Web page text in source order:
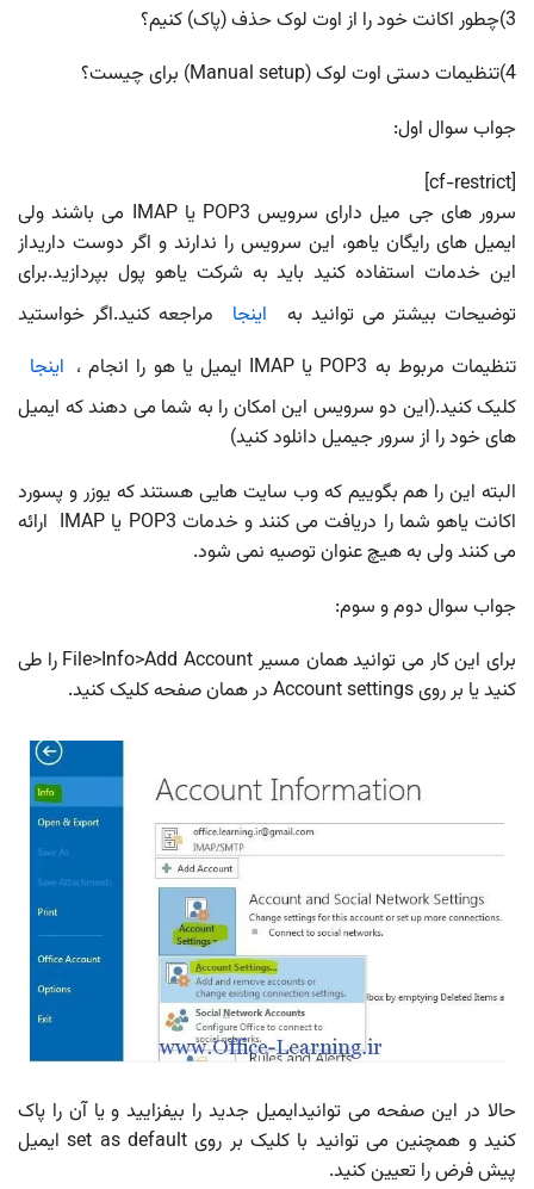
3)چطور اکانت خود را از اوت لوک حذف (پاک) کنیم؟
4)تنظیمات دستی اوت لوک (Manual setup) برای چیست؟
جواب سوال اول:
[cf-restrict]
سرور های جی میل دارای سرویس POP3 یا IMAP می باشند ولی
ایمیل های رایگان یاهو، این سرویس را ندارند و اگر دوست داریداز
این خدمات استفاده کنید باید به شرکت یاهو پول بپردازید.برای
توضیحات بیشتر می توانید به
اینجا
مراجعه کنید.اگر خواستید
تنظیمات مربوط به POP3 یا IMAP ایمیل یا هو را انجام ،
اینجا
کلیک کنید.(این دو سرویس این امکان را به شما می دهند که ایمیل
های خود را از سرور جیمیل دانلود کنید)
البته این را هم بگوییم که وب سایت هایی هستند که یوزر و پسورد
اکانت یاهو شما را دریافت می کنند و خدمات POP3 یا IMAP ارائه
می کنند ولی به هیچ عنوان توصیه نمی شود.
جواب سوال دوم و سوم:
برای این کار می توانید همان مسیر File>Info>Add Account را طی
کنید یا بر روی Account settings در همان صفحه کلیک کنید.
حالا در این صفحه می توانیدایمیل جدید را بیفزایید و یا آن را پاک
کنید و همچنین می توانید با کلیک بر روی set as default ایمیل
پیش فرض را تعیین کنید.